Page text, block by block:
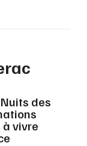
des
vivre